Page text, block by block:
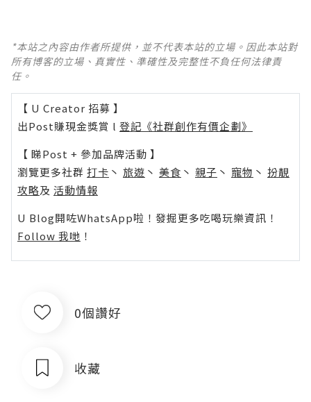
*本站之內容由作者所提供，並不代表本站的立場。因此本站對
所有博客的立場、真實性、準確性及完整性不負任何法律責
任。
【 U Creator 招募 】
出Post賺現金獎賞 l 登記《社群創作有價企劃》
【 睇Post + 參加品牌活動 】
瀏覽更多社群 打卡 丶 旅遊 丶 美食 丶 親子 丶 寵物 丶 扮靚
攻略及 活動情報
U Blog開咗WhatsApp啦！發掘更多吃喝玩樂資訊！
Follow 我哋 ！
0個讚好
收藏